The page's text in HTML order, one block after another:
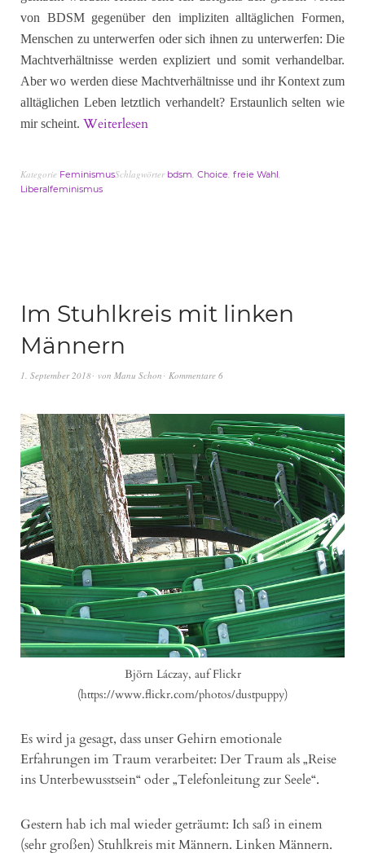
von BDSM gegenüber den impliziten alltäglichen Formen,
Menschen zu unterwerfen oder sich ihnen zu unterwerfen: Die
Machtverhältnisse werden expliziert und somit verhandelbar.
Aber wo werden diese Machtverhältnisse und ihr Kontext zum
alltäglichen Leben letztlich verhandelt? Erstaunlich selten wie
mir scheint. Weiterlesen
Kategorie FeminismusSchlagwörter bdsm, Choice, freie Wahl,
Liberalfeminismus
Im Stuhlkreis mit linken
Männern
1. September 2018 von Manu Schon Kommentare 6
Björn Láczay, auf Flickr
(https://www.flickr.com/photos/dustpuppy)
Es wird ja gesagt, dass unser Gehirn emotionale
Erfahrungen im Traum verarbeitet: Der Traum als „Reise
ins Unterbewusstsein“ oder „Telefonleitung zur Seele“.
Gestern hab ich mal wieder geträumt: Ich saß in einem
(sehr großen) Stuhlkreis mit Männern. Linken Männern.